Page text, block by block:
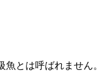
とは呼ばれません。